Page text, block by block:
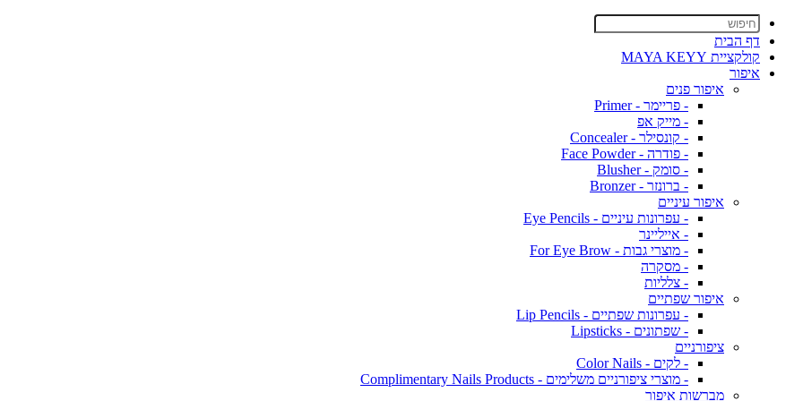
דף הבית
קולקציית MAYA KEYY
איפור
איפור פנים
- פריימר - Primer
- מייק אפ
- קונסילר - Concealer
- פודרה - Face Powder
- סומק - Blusher
- ברונזר - Bronzer
איפור עיניים
- עפרונות עיניים - Eye Pencils
- אייליינר
- מוצרי גבות - For Eye Brow
- מסקרה
- צלליות
איפור שפתיים
- עפרונות שפתיים - Lip Pencils
- שפתונים - Lipsticks
ציפורניים
- לקים - Color Nails
- מוצרי ציפורניים משלימים - Complimentary Nails Products
מברשות איפור